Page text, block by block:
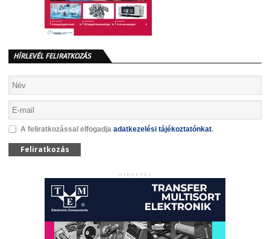
HÍRLEVÉL FELIRATKOZÁS
A feliratkozással elfogadja adatkezelési tájékoztatónkat.
Feliratkozás
HIRDETÉS